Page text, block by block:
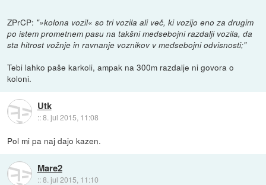
ZPrCP: "»kolona vozil« so tri vozila ali več, ki vozijo eno za drugim
po istem prometnem pasu na takšni medsebojni razdalji vozila, da
sta hitrost vožnje in ravnanje voznikov v medsebojni odvisnosti;"
Tebi lahko paše karkoli, ampak na 300m razdalje ni govora o
koloni.
Utk
::8. jul 2015, 11:08
Pol mi pa naj dajo kazen.
Mare2
::8. jul 2015, 11:10